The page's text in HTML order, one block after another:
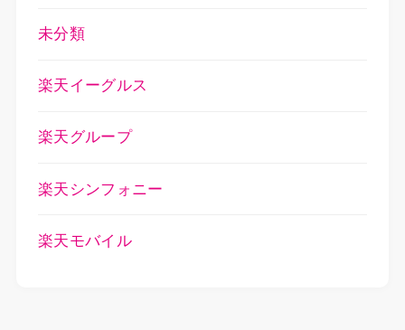
未分類
楽天イーグルス
楽天グループ
楽天シンフォニー
楽天モバイル